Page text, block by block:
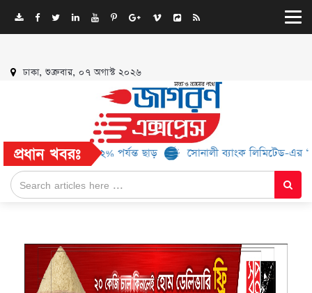
ঢাকা, শুক্রবার, ০৭ অগাস্ট ২০২৬
প্রধান খবরঃ
মিলবে ৫২% পর্যন্ত ছাড় সোনালী ব্যাংক লিমিটেড-এর ‘কৃষক